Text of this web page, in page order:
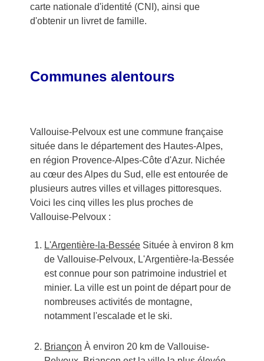
carte nationale d'identité (CNI), ainsi que
d'obtenir un livret de famille.
Communes alentours
Vallouise-Pelvoux est une commune française
située dans le département des Hautes-Alpes,
en région Provence-Alpes-Côte d'Azur. Nichée
au cœur des Alpes du Sud, elle est entourée de
plusieurs autres villes et villages pittoresques.
Voici les cinq villes les plus proches de
Vallouise-Pelvoux :
L'Argentière-la-BesséeSituée à environ 8 km
de Vallouise-Pelvoux, L'Argentière-la-Bessée
est connue pour son patrimoine industriel et
minier. La ville est un point de départ pour de
nombreuses activités de montagne,
notamment l'escalade et le ski.
Briançon À environ 20 km de Vallouise-